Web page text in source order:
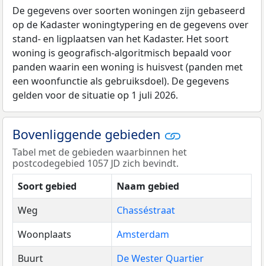
De gegevens over soorten woningen zijn gebaseerd
op de Kadaster woningtypering en de gegevens over
stand- en ligplaatsen van het Kadaster. Het soort
woning is geografisch-algoritmisch bepaald voor
panden waarin een woning is huisvest (panden met
een woonfunctie als gebruiksdoel). De gegevens
gelden voor de situatie op 1 juli 2026.
Bovenliggende gebieden
Tabel met de gebieden waarbinnen het
postcodegebied 1057 JD zich bevindt.
Soort gebied
Naam gebied
Weg
Chasséstraat
Woonplaats
Amsterdam
Buurt
De Wester Quartier